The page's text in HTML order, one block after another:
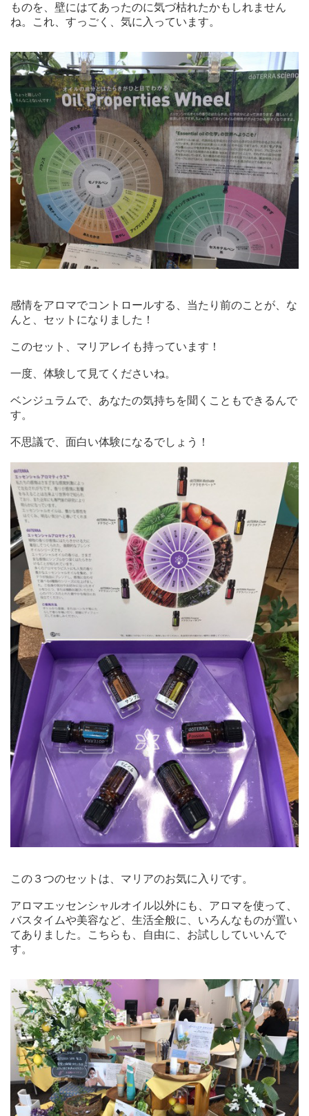
ものを、壁にはてあったのに気づ枯れたかもしれません
ね。これ、すっごく、気に入っています。
感情をアロマでコントロールする、当たり前のことが、な
んと、セットになりました！
このセット、マリアレイも持っています！
一度、体験して見てくださいね。
ベンジュラムで、あなたの気持ちを聞くこともできるんで
す。
不思議で、面白い体験になるでしょう！
この３つのセットは、マリアのお気に入りです。
アロマエッセンシャルオイル以外にも、アロマを使って、
バスタイムや美容など、生活全般に、いろんなものが置い
てありました。こちらも、自由に、お試ししていいんで
す。